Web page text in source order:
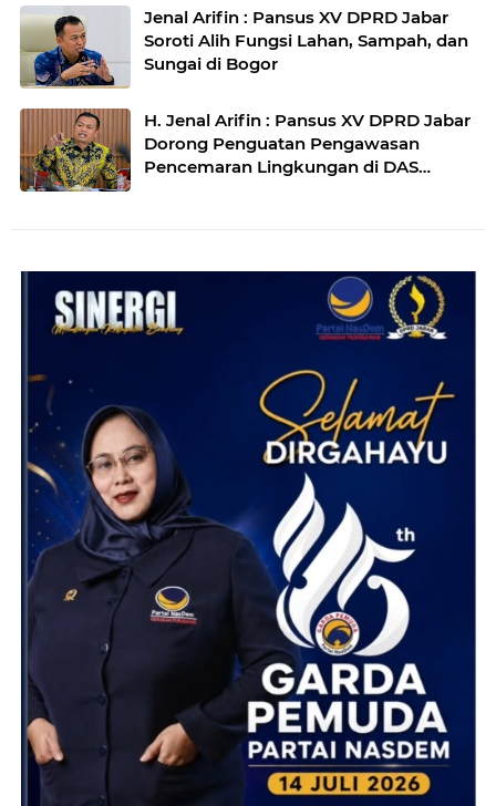
Jenal Arifin : Pansus XV DPRD Jabar
Soroti Alih Fungsi Lahan, Sampah, dan
Sungai di Bogor
H. Jenal Arifin : Pansus XV DPRD Jabar
Dorong Penguatan Pengawasan
Pencemaran Lingkungan di DAS